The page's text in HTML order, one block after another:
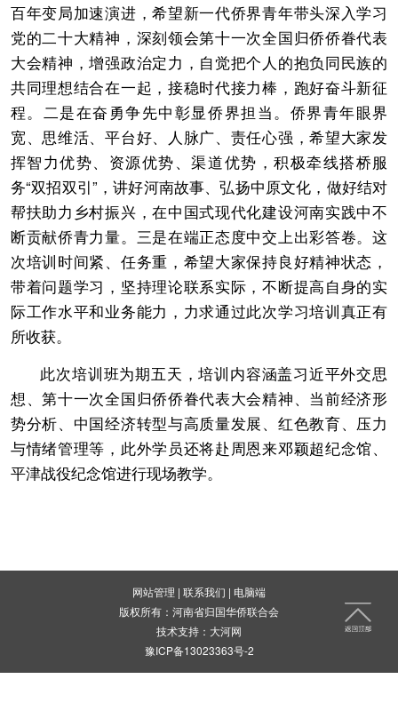
百年变局加速演进，希望新一代侨界青年带头深入学习
党的二十大精神，深刻领会第十一次全国归侨侨眷代表
大会精神，增强政治定力，自觉把个人的抱负同民族的
共同理想结合在一起，接稳时代接力棒，跑好奋斗新征
程。二是在奋勇争先中彰显侨界担当。侨界青年眼界
宽、思维活、平台好、人脉广、责任心强，希望大家发
挥智力优势、资源优势、渠道优势，积极牵线搭桥服
务“双招双引”，讲好河南故事、弘扬中原文化，做好结对
帮扶助力乡村振兴，在中国式现代化建设河南实践中不
断贡献侨青力量。三是在端正态度中交上出彩答卷。这
次培训时间紧、任务重，希望大家保持良好精神状态，
带着问题学习，坚持理论联系实际，不断提高自身的实
际工作水平和业务能力，力求通过此次学习培训真正有
所收获。
此次培训班为期五天，培训内容涵盖习近平外交思
想、第十一次全国归侨侨眷代表大会精神、当前经济形
势分析、中国经济转型与高质量发展、红色教育、压力
与情绪管理等，此外学员还将赴周恩来邓颖超纪念馆、
平津战役纪念馆进行现场教学。
网站管理 | 联系我们 | 电脑端
版权所有：河南省归国华侨联合会
技术支持： 大河网
豫ICP备13023363号-2